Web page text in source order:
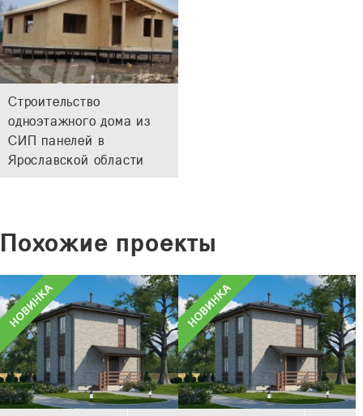
Строительство
одноэтажного дома из
СИП панелей в
Ярославской области
Похожие проекты